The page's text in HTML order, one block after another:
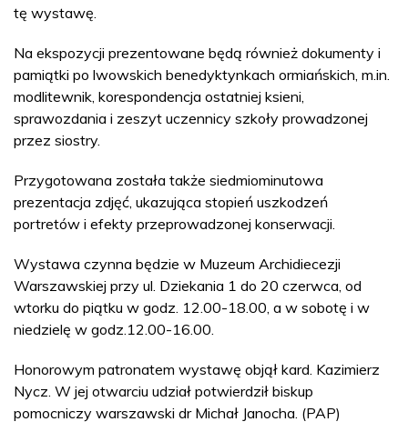
tę wystawę.
Na ekspozycji prezentowane będą również dokumenty i
pamiątki po lwowskich benedyktynkach ormiańskich, m.in.
modlitewnik, korespondencja ostatniej ksieni,
sprawozdania i zeszyt uczennicy szkoły prowadzonej
przez siostry.
Przygotowana została także siedmiominutowa
prezentacja zdjęć, ukazująca stopień uszkodzeń
portretów i efekty przeprowadzonej konserwacji.
Wystawa czynna będzie w Muzeum Archidiecezji
Warszawskiej przy ul. Dziekania 1 do 20 czerwca, od
wtorku do piątku w godz. 12.00-18.00, a w sobotę i w
niedzielę w godz.12.00-16.00.
Honorowym patronatem wystawę objął kard. Kazimierz
Nycz. W jej otwarciu udział potwierdził biskup
pomocniczy warszawski dr Michał Janocha. (PAP)